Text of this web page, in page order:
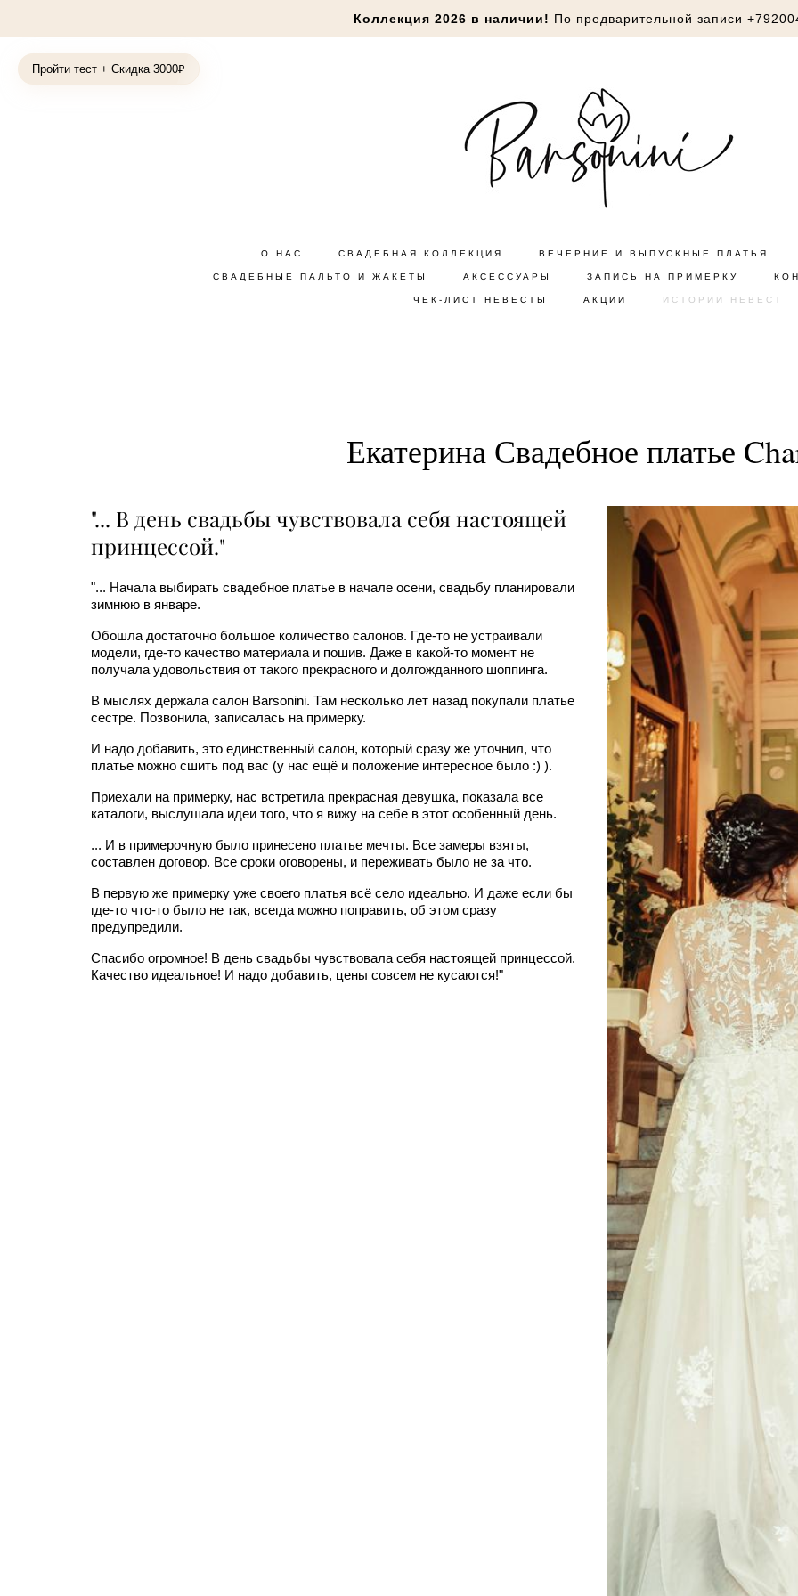
Пройти тест + Скидка 3000₽
Коллекция 2026 в наличии! По предварительной записи
О НАС СВАДЕБНАЯ КОЛЛЕКЦИЯ ВЕЧЕРНИЕ И ВЫПУСКНЫЕ ПЛАТЬЯ
СВАДЕБНЫЕ ПАЛЬТО И ЖАКЕТЫ АКСЕССУАРЫ ЗАПИСЬ НА ПРИМЕРКУ
ЧЕК-ЛИСТ НЕВЕСТЫ АКЦИИ ИСТОРИИ НЕВЕСТ
Екатерина Свадебное платье
"... В день свадьбы чувствовала себя настоящей
принцессой."
"... Начала выбирать свадебное платье в начале осени, свадьбу планировали
зимнюю в январе.
Обошла достаточно большое количество салонов. Где-то не устраивали
модели, где-то качество материала и пошив. Даже в какой-то момент не
получала удовольствия от такого прекрасного и долгожданного шоппинга.
В мыслях держала салон Barsonini. Там несколько лет назад покупали платье
сестре. Позвонила, записалась на примерку.
И надо добавить, это единственный салон, который сразу же уточнил, что
платье можно сшить под вас (у нас ещё и положение интересное было :) ).
Приехали на примерку, нас встретила прекрасная девушка, показала все
каталоги, выслушала идеи того, что я вижу на себе в этот особенный день.
... И в примерочную было принесено платье мечты. Все замеры взяты,
составлен договор. Все сроки оговорены, и переживать было не за что.
В первую же примерку уже своего платья всё село идеально. И даже если бы
где-то что-то было не так, всегда можно поправить, об этом сразу
предупредили.
Спасибо огромное! В день свадьбы чувствовала себя настоящей принцессой.
Качество идеальное! И надо добавить, цены совсем не кусаются!"